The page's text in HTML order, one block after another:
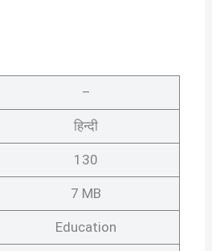
–
हिन्दी
130
7 MB
Education